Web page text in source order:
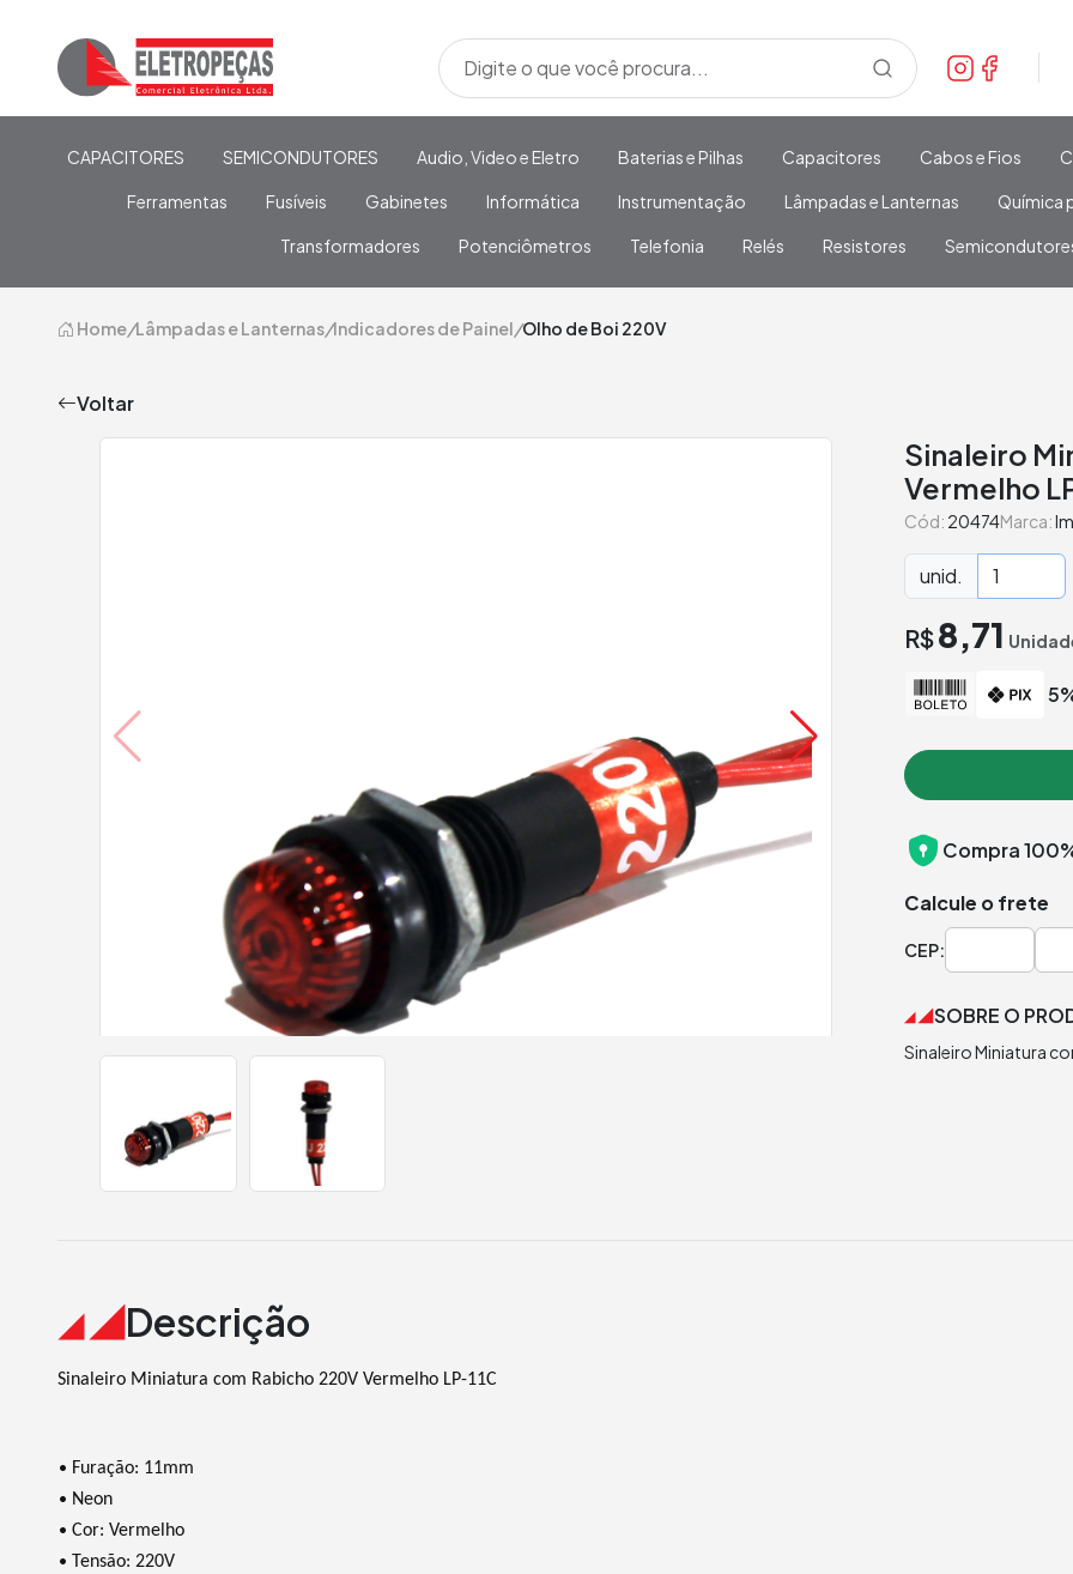
CAPACITORES SEMICONDUTORES Audio, Video e Eletro Baterias e Pilhas Capacitores Cabos e Fios
Ferramentas Fusíveis Gabinetes Informática Instrumentação Lâmpadas e Lanternas Química
Transformadores Potenciômetros Telefonia Relés Resistores
Home/Lâmpadas e Lanternas/Indicadores de Painel/Olho de Boi 220V
Voltar
Sinaleiro
Vermelho
Cód: 20474Marca:
unid.
R$8,71
Compra
Calcule o frete
CEP:
SOBRE O
Sinaleiro Miniatura
Descrição
Sinaleiro Miniatura com Rabicho 220V Vermelho LP-11C
• Furação: 11mm
• Neon
• Cor: Vermelho
• Tensão: 220V